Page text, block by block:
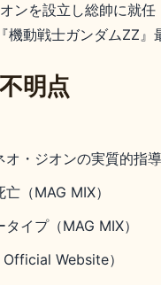
ンを設立し総帥に就
機動戦士ガンダムZZ
明点
オ・ジオンの実質的
（MAG MIX）
イプ（MAG MIX）
Website）